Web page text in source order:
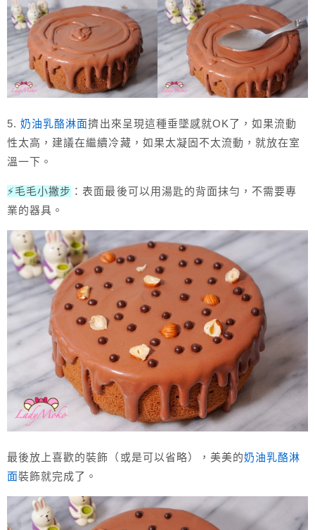
5.奶油乳酪淋面擠出來呈現這種垂墜感就OK了，如果流動
性太高，建議在繼續冷藏，如果太凝固不太流動，就放在室
溫一下。
⚡毛毛小撇步 ：表面最後可以用湯匙的背面抹勻，不需要專
業的器具。
最後放上喜歡的裝飾（或是可以省略），美美的奶油乳酪淋
面裝飾就完成了。